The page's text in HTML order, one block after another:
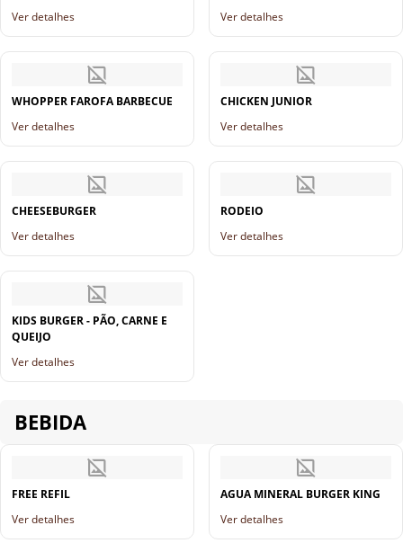
Ver detalhes
Ver detalhes
WHOPPER FAROFA BARBECUE
Ver detalhes
CHICKEN JUNIOR
Ver detalhes
CHEESEBURGER
Ver detalhes
RODEIO
Ver detalhes
KIDS BURGER - PÃO, CARNE E
QUEIJO
Ver detalhes
BEBIDA
FREE REFIL
Ver detalhes
AGUA MINERAL BURGER KING
Ver detalhes